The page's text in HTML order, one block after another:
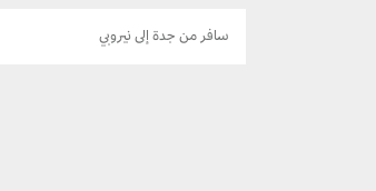
سافر من جدة إلى نيروبي